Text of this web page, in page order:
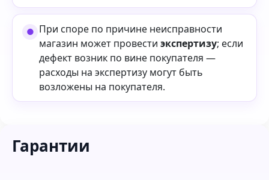
При споре по причине неисправности
магазин может провести экспертизу; если
дефект возник по вине покупателя —
расходы на экспертизу могут быть
возложены на покупателя.
Гарантии